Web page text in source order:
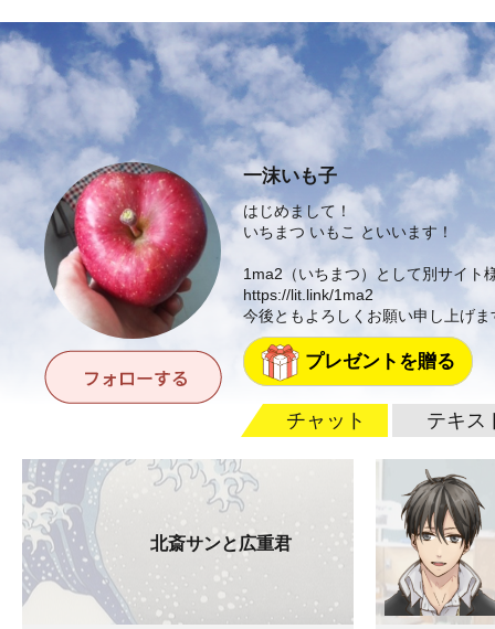
一沫いも子
はじめまして！
いちまつ いもこ といいます！
1ma2（いちまつ）として別サイト
https://lit.link/1ma2
今後ともよろしくお願い申し上げま
プレゼントを贈る
チャット テキス
北斎サンと広重君